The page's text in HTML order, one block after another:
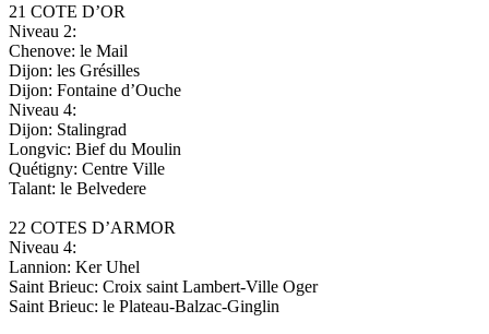
21 COTE D’OR
Niveau 2:
Chenove: le Mail
Dijon: les Grésilles
Dijon: Fontaine d’Ouche
Niveau 4:
Dijon: Stalingrad
Longvic: Bief du Moulin
Quétigny: Centre Ville
Talant: le Belvedere
22 COTES D’ARMOR
Niveau 4:
Lannion: Ker Uhel
Saint Brieuc: Croix saint Lambert-Ville Oger
Saint Brieuc: le Plateau-Balzac-Ginglin